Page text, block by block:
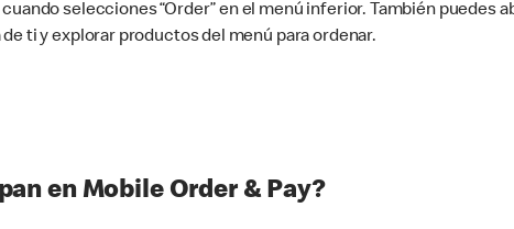
selecciones “Order” en el menú inferior. También puedes
ti y explorar productos del menú para ordenar.
en Mobile Order & Pay?